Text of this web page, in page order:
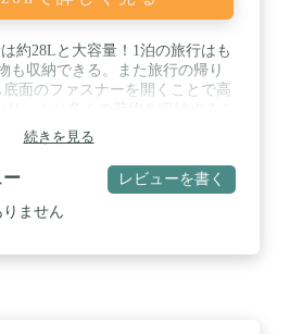
約28Lと大容量！1泊の旅行はも
も収納できる。また旅行の帰り
面のファスナーを開くことで高
キャリーオン】背面にキャリー
ているのでキャリーケースに乗せ
固定することができ、移動してい
からズレ落ちる心配がない。 /
の雨でも安心な撥水加工が施さ
続きを見る
ー レビューを書く
ません